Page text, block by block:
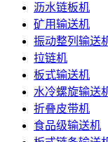
沥水链板机
矿用输送机
振动整列输送
拉链机
板式输送机
水冷螺旋输送
折叠皮带机
食品级输送机